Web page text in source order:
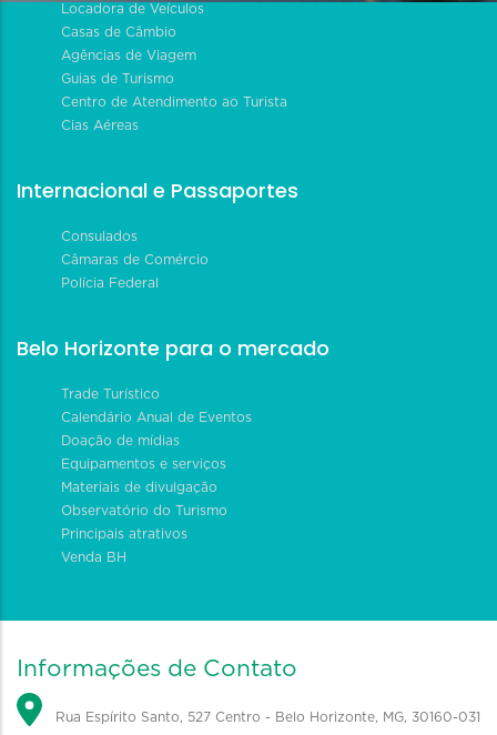
Locadora de Veículos
Casas de Câmbio
Agências de Viagem
Guias de Turismo
Centro de Atendimento ao Turista
Cias Aéreas
Internacional e Passaportes
Consulados
Câmaras de Comércio
Polícia Federal
Belo Horizonte para o mercado
Trade Turístico
Calendário Anual de Eventos
Doação de mídias
Equipamentos e serviços
Materiais de divulgação
Observatório do Turismo
Principais atrativos
Venda BH
Informações de Contato
Rua Espírito Santo, 527 Centro - Belo Horizonte, MG, 30160-031